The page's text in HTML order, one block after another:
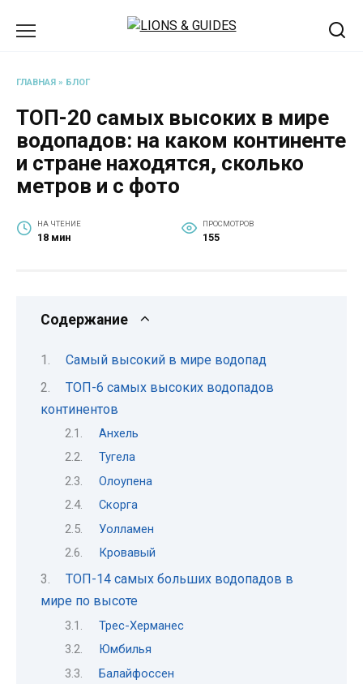
ГЛАВНАЯ » БЛОГ
ТОП-20 самых высоких в мире
водопадов: на каком континенте
и стране находятся, сколько
метров и с фото
НА ЧТЕНИЕ
18 мин
ПРОСМОТРОВ
155
Содержание
Самый высокий в мире водопад
ТОП-6 самых высоких водопадов
континентов
Анхель
Тугела
Олоупена
Скорга
Уолламен
Кровавый
ТОП-14 самых больших водопадов в
мире по высоте
Трес-Херманес
Юмбилья
Балайфоссен